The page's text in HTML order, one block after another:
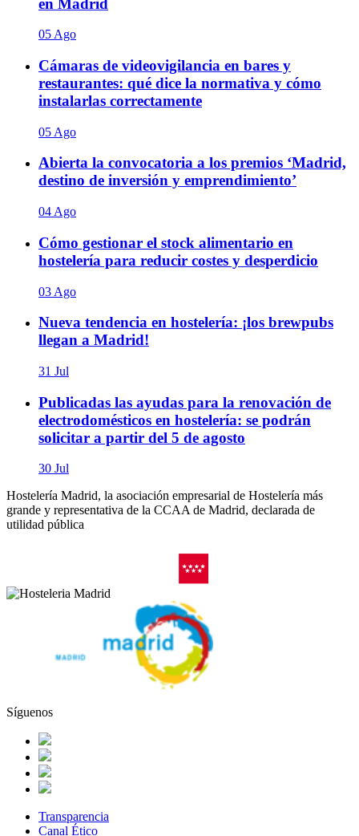
05 Ago
Cámaras de videovigilancia en bares y
restaurantes: qué dice la normativa y cómo
instalarlas correctamente
05 Ago
Abierta la convocatoria a los premios ‘Madrid,
destino de inversión y emprendimiento’
04 Ago
Cómo gestionar el stock alimentario en
hostelería para reducir costes y desperdicio
03 Ago
Nueva tendencia en hostelería: ¡los brewpubs
llegan a Madrid!
31 Jul
Publicadas las ayudas para la renovación de
electrodomésticos en hostelería: se podrán
solicitar a partir del 5 de agosto
30 Jul
Hostelería Madrid, la asociación empresarial de Hostelería más
grande y representativa de la CCAA de Madrid, declarada de
utilidad pública
Síguenos
Transparencia
Canal Ético